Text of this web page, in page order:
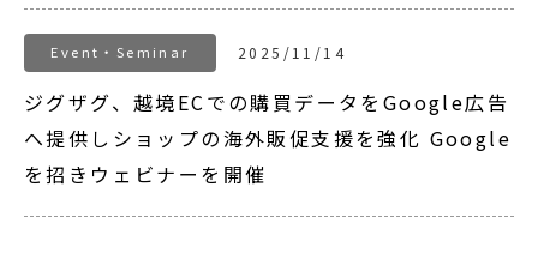
Event・Seminar 2025/11/14
ジグザグ、越境ECでの購買データをGoogle広告
へ提供しショップの海外販促支援を強化 Google
を招きウェビナーを開催